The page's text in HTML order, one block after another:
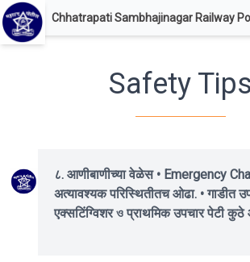
Chhatrapati Sambhajinagar Railway
Safety Tips
८. आणीबाणीच्या वेळेस • Emergency
अत्यावश्यक परिस्थितीतच ओढा. • गाडीत
एक्सटिंग्विशर ও प्राथमिक उपचार पेटी कुठे